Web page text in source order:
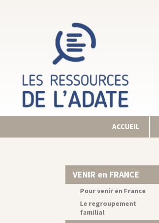
ACCUEIL
VENIR en FRANCE
Pour venir en France
Le regroupement
familial